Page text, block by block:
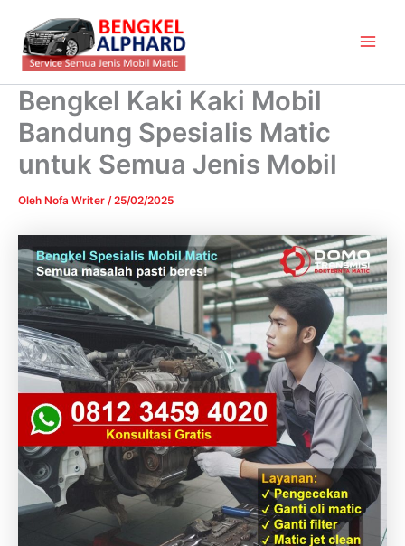
konten
Bengkel Kaki Kaki Mobil
Bandung Spesialis Matic
untuk Semua Jenis Mobil
Oleh Nofa Writer /25/02/2025